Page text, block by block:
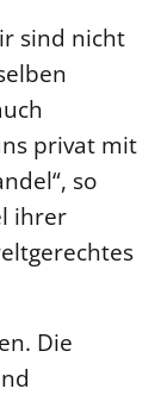
sind nicht
privat mit
so
ihrer
Die